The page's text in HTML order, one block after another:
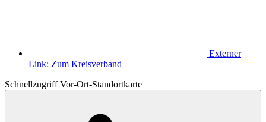
Externer
Link: Zum Kreisverband
Schnellzugriff Vor-Ort-Standortkarte